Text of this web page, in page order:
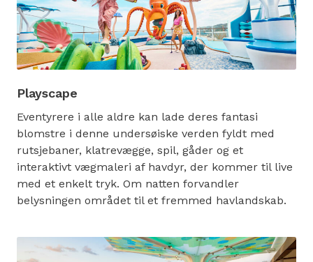
Playscape
Eventyrere i alle aldre kan lade deres fantasi
blomstre i denne undersøiske verden fyldt med
rutsjebaner, klatrevægge, spil, gåder og et
interaktivt vægmaleri af havdyr, der kommer til live
med et enkelt tryk. Om natten forvandler
belysningen området til et fremmed havlandskab.